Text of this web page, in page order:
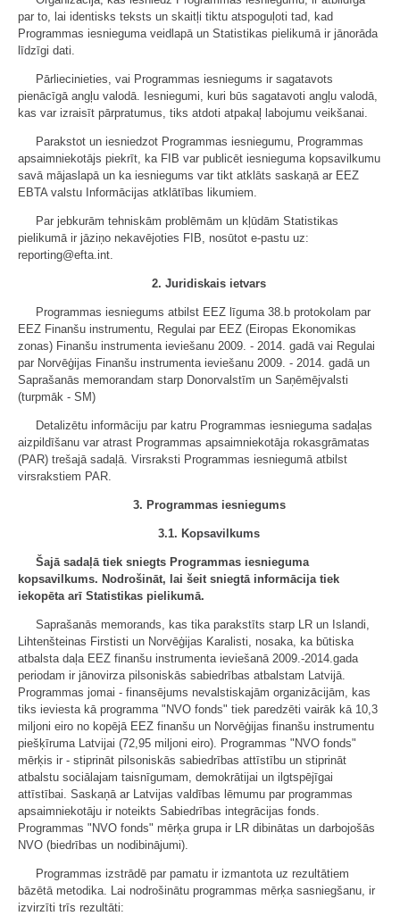
par to, lai identisks teksts un skaitļi tiktu atspoguļoti tad, kad
Programmas iesnieguma veidlapā un Statistikas pielikumā ir jānorāda
līdzīgi dati.
Pārliecinieties, vai Programmas iesniegums ir sagatavots
pienācīgā angļu valodā. Iesniegumi, kuri būs sagatavoti angļu valodā,
kas var izraisīt pārpratumus, tiks atdoti atpakaļ labojumu veikšanai.
Parakstot un iesniedzot Programmas iesniegumu, Programmas
apsaimniekotājs piekrīt, ka FIB var publicēt iesnieguma kopsavilkumu
savā mājaslapā un ka iesniegums var tikt atklāts saskaņā ar EEZ
EBTA valstu Informācijas atklātības likumiem.
Par jebkurām tehniskām problēmām un kļūdām Statistikas
pielikumā ir jāziņo nekavējoties FIB, nosūtot e-pastu uz:
reporting@efta.int.
2. Juridiskais ietvars
Programmas iesniegums atbilst EEZ līguma 38.b protokolam par
EEZ Finanšu instrumentu, Regulai par EEZ (Eiropas Ekonomikas
zonas) Finanšu instrumenta ieviešanu 2009. - 2014. gadā vai Regulai
par Norvēģijas Finanšu instrumenta ieviešanu 2009. - 2014. gadā un
Saprašanās memorandam starp Donorvalstīm un Saņēmējvalsti
(turpmāk - SM)
Detalizētu informāciju par katru Programmas iesnieguma sadaļas
aizpildīšanu var atrast Programmas apsaimniekotāja rokasgrāmatas
(PAR) trešajā sadaļā. Virsraksti Programmas iesniegumā atbilst
virsrakstiem PAR.
3. Programmas iesniegums
3.1. Kopsavilkums
Šajā sadaļā tiek sniegts Programmas iesnieguma
kopsavilkums. Nodrošināt, lai šeit sniegtā informācija tiek
iekopēta arī Statistikas pielikumā.
Saprašanās memorands, kas tika parakstīts starp LR un Islandi,
Lihtenšteinas Firstisti un Norvēģijas Karalisti, nosaka, ka būtiska
atbalsta daļa EEZ finanšu instrumenta ieviešanā 2009.-2014.gada
periodam ir jānovirza pilsoniskās sabiedrības atbalstam Latvijā.
Programmas jomai - finansējums nevalstiskajām organizācijām, kas
tiks ieviesta kā programma "NVO fonds" tiek paredzēti vairāk kā 10,3
miljoni eiro no kopējā EEZ finanšu un Norvēģijas finanšu instrumentu
piešķīruma Latvijai (72,95 miljoni eiro). Programmas "NVO fonds"
mērķis ir - stiprināt pilsoniskās sabiedrības attīstību un stiprināt
atbalstu sociālajam taisnīgumam, demokrātijai un ilgtspējīgai
attīstībai. Saskaņā ar Latvijas valdības lēmumu par programmas
apsaimniekotāju ir noteikts Sabiedrības integrācijas fonds.
Programmas "NVO fonds" mērķa grupa ir LR dibinātas un darbojošās
NVO (biedrības un nodibinājumi).
Programmas izstrādē par pamatu ir izmantota uz rezultātiem
bāzētā metodika. Lai nodrošinātu programmas mērķa sasniegšanu, ir
izvirzīti trīs rezultāti: